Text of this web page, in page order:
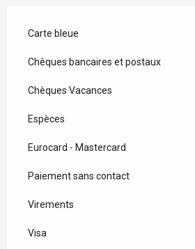
Carte bleue
Chèques bancaires et postaux
Chèques Vacances
Espèces
Eurocard - Mastercard
Paiement sans contact
Virements
Visa